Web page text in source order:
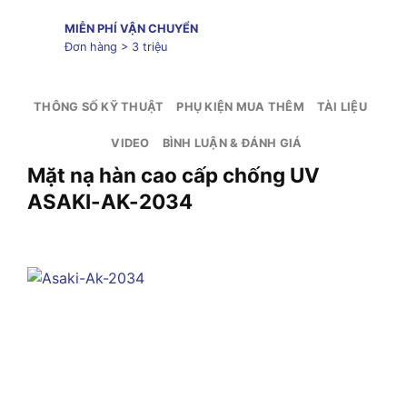
MIỄN PHÍ VẬN CHUYỂN
Đơn hàng > 3 triệu
THÔNG SỐ KỸ THUẬT PHỤ KIỆN MUA THÊM TÀI LIỆU
VIDEO BÌNH LUẬN & ĐÁNH GIÁ
Mặt nạ hàn cao cấp chống UV
ASAKI-AK-2034